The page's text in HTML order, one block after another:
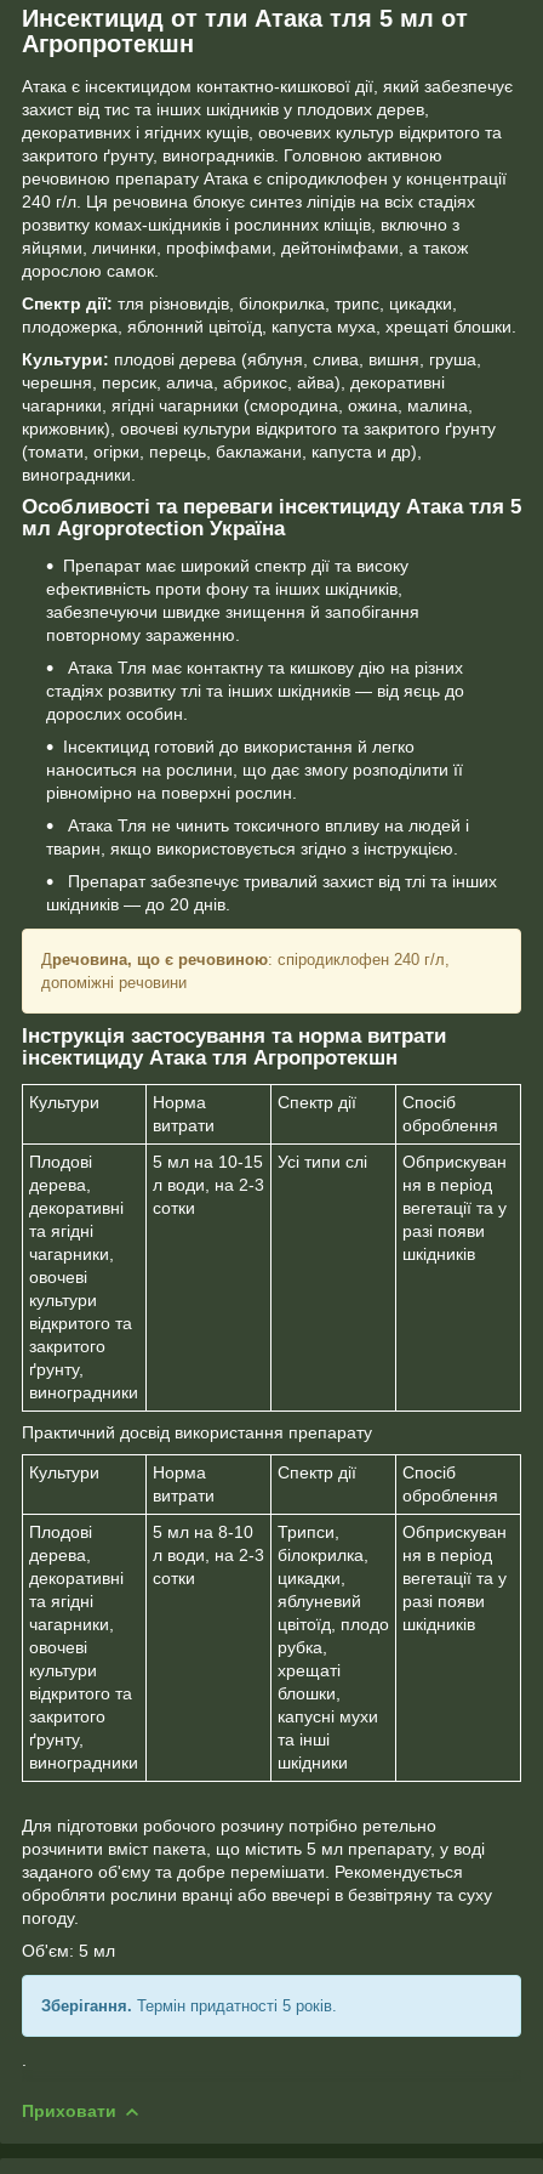
Инсектицид от тли Атака тля 5 мл от
Агропротекшн
Атака є інсектицидом контактно-кишкової дії, який забезпечує
захист від тис та інших шкідників у плодових дерев,
декоративних і ягідних кущів, овочевих культур відкритого та
закритого ґрунту, виноградників. Головною активною
речовиною препарату Атака є спіродиклофен у концентрації
240 г/л. Ця речовина блокує синтез ліпідів на всіх стадіях
розвитку комах-шкідників і рослинних кліщів, включно з
яйцями, личинки, профімфами, дейтонімфами, а також
дорослою самок.
Спектр дії: тля різновидів, білокрилка, трипс, цикадки,
плодожерка, яблонний цвітоїд, капуста муха, хрещаті блошки.
Культури: плодові дерева (яблуня, слива, вишня, груша,
черешня, персик, алича, абрикос, айва), декоративні
чагарники, ягідні чагарники (смородина, ожина, малина,
крижовник), овочеві культури відкритого та закритого ґрунту
(томати, огірки, перець, баклажани, капуста и др),
виноградники.
Особливості та переваги інсектициду Атака тля 5
мл Agroprotection Україна
Препарат має широкий спектр дії та високу
ефективність проти фону та інших шкідників,
забезпечуючи швидке знищення й запобігання
повторному зараженню.
Атака Тля має контактну та кишкову дію на різних
стадіях розвитку тлі та інших шкідників — від яєць до
дорослих особин.
Інсектицид готовий до використання й легко
наноситься на рослини, що дає змогу розподілити її
рівномірно на поверхні рослин.
Атака Тля не чинить токсичного впливу на людей і
тварин, якщо використовується згідно з інструкцією.
Препарат забезпечує тривалий захист від тлі та інших
шкідників — до 20 днів.
Дречовина, що є речовиною: спіродиклофен 240 г/л,
допоміжні речовини
Інструкція застосування та норма витрати
інсектициду Атака тля Агропротекшн
Культури
Норма
витрати
Спектр дії
Спосіб
оброблення
Плодові
дерева,
декоративні
та ягідні
чагарники,
овочеві
культури
відкритого та
закритого
ґрунту,
виноградники
5 мл на 10-15
л води, на 2-3
сотки
Усі типи слі
Обприскуван
ня в період
вегетації та у
разі появи
шкідників
Практичний досвід використання препарату
Культури
Норма
витрати
Спектр дії
Спосіб
оброблення
Плодові
дерева,
декоративні
та ягідні
чагарники,
овочеві
культури
відкритого та
закритого
ґрунту,
виноградники
5 мл на 8-10
л води, на 2-3
сотки
Трипси,
білокрилка,
цикадки,
яблуневий
цвітоїд, плодо
рубка,
хрещаті
блошки,
капусні мухи
та інші
шкідники
Обприскуван
ня в період
вегетації та у
разі появи
шкідників
Для підготовки робочого розчину потрібно ретельно
розчинити вміст пакета, що містить 5 мл препарату, у воді
заданого об'єму та добре перемішати. Рекомендується
обробляти рослини вранці або ввечері в безвітряну та суху
погоду.
Об'єм: 5 мл
Зберігання. Термін придатності 5 років.
Приховати